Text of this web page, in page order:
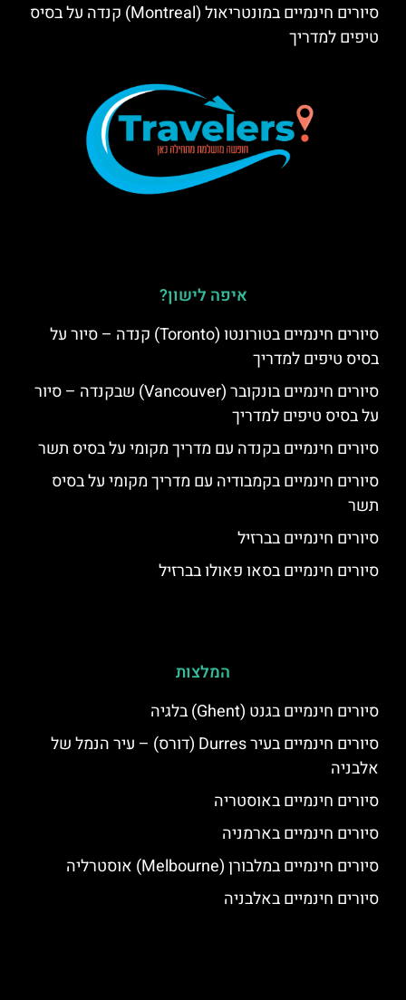
סיורים חינמיים במונטריאול (Montreal) קנדה על בסיס
טיפים למדריך
איפה לישון?
סיורים חינמיים בטורונטו (Toronto) קנדה – סיור על
בסיס טיפים למדריך
סיורים חינמיים בונקובר (Vancouver) שבקנדה – סיור
על בסיס טיפים למדריך
סיורים חינמיים בקנדה עם מדריך מקומי על בסיס תשר
סיורים חינמיים בקמבודיה עם מדריך מקומי על בסיס
תשר
סיורים חינמיים בברזיל
סיורים חינמיים בסאו פאולו בברזיל
המלצות
סיורים חינמיים בגנט (Ghent) בלגיה
סיורים חינמיים בעיר Durres (דורס) – עיר הנמל של
אלבניה
סיורים חינמיים באוסטריה
סיורים חינמיים בארמניה
סיורים חינמיים במלבורן (Melbourne) אוסטרליה
סיורים חינמיים באלבניה